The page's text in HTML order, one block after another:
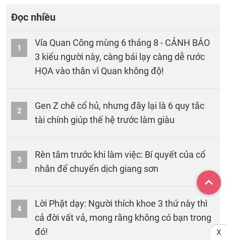
Đọc nhiều
1
Vía Quan Công mùng 6 tháng 8 - CẢNH BÁO
3 kiểu người này, càng bái lạy càng dễ rước
HỌA vào thân vì Quan không độ!
2
Gen Z chê cổ hủ, nhưng đây lại là 6 quy tắc
tài chính giúp thế hệ trước làm giàu
3
Rèn tâm trước khi làm việc: Bí quyết của cổ
nhân để chuyển dịch giang sơn
4
Lời Phật dạy: Người thích khoe 3 thứ này thì
cả đời vất vả, mong rằng không có bạn trong
đó!
X